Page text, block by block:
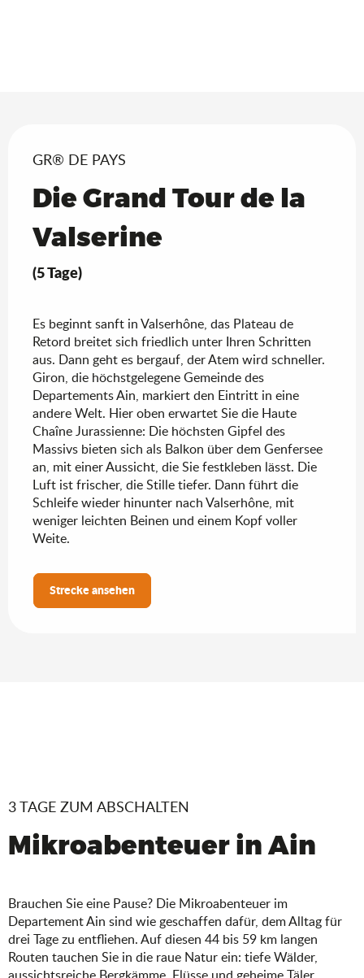
GR® DE PAYS
Die Grand Tour de la
Valserine
(5 Tage)
Es beginnt sanft in Valserhône, das Plateau de
Retord breitet sich friedlich unter Ihren Schritten
aus. Dann geht es bergauf, der Atem wird schneller.
Giron, die höchstgelegene Gemeinde des
Departements Ain, markiert den Eintritt in eine
andere Welt. Hier oben erwartet Sie die Haute
Chaîne Jurassienne: Die höchsten Gipfel des
Massivs bieten sich als Balkon über dem Genfersee
an, mit einer Aussicht, die Sie festkleben lässt. Die
Luft ist frischer, die Stille tiefer. Dann führt die
Schleife wieder hinunter nach Valserhône, mit
weniger leichten Beinen und einem Kopf voller
Weite.
Strecke ansehen
3 TAGE ZUM ABSCHALTEN
Mikroabenteuer in Ain
Brauchen Sie eine Pause? Die Mikroabenteuer im
Departement Ain sind wie geschaffen dafür, dem Alltag für
drei Tage zu entfliehen. Auf diesen 44 bis 59 km langen
Routen tauchen Sie in die raue Natur ein: tiefe Wälder,
aussichtsreiche Bergkämme, Flüsse und geheime Täler.
Tour durch das Ain-Tal im Land des